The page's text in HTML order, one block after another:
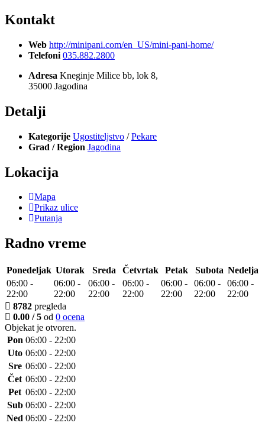
Kontakt
Web http://minipani.com/en_US/mini-pani-home/
Telefoni 035.882.2800
Adresa Kneginje Milice bb, lok 8,
35000 Jagodina
Detalji
Kategorije Ugostiteljstvo /Pekare
Grad / Region Jagodina
Lokacija
Mapa
Prikaz ulice
Putanja
Radno vreme
Ponedeljak Utorak Sreda Četvrtak Petak Subota Nedelja
06:00 -
22:00
06:00 -
22:00
06:00 -
22:00
06:00 -
22:00
06:00 -
22:00
06:00 -
22:00
06:00 -
22:00
8782 pregleda
0.00 / 5 od 0 ocena
Objekat je otvoren.
Pon 06:00 - 22:00
Uto 06:00 - 22:00
Sre 06:00 - 22:00
Čet 06:00 - 22:00
Pet 06:00 - 22:00
Sub 06:00 - 22:00
Ned 06:00 - 22:00